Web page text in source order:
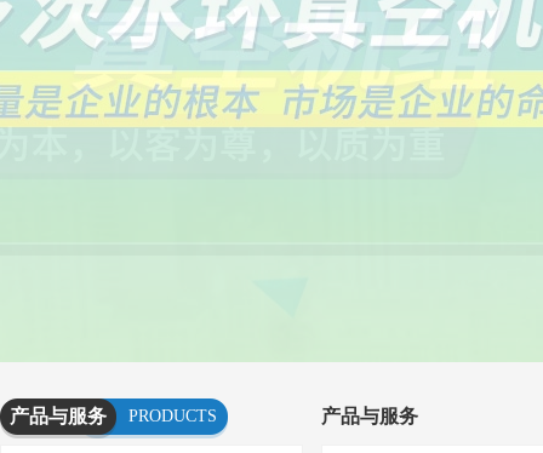
产品与服务
PRODUCTS
产品与服务